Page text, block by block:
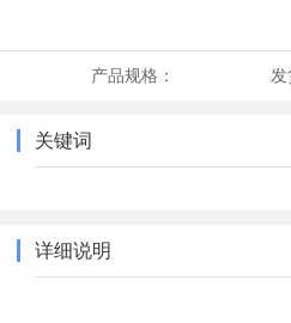
产品规格： 发
关键词
详细说明